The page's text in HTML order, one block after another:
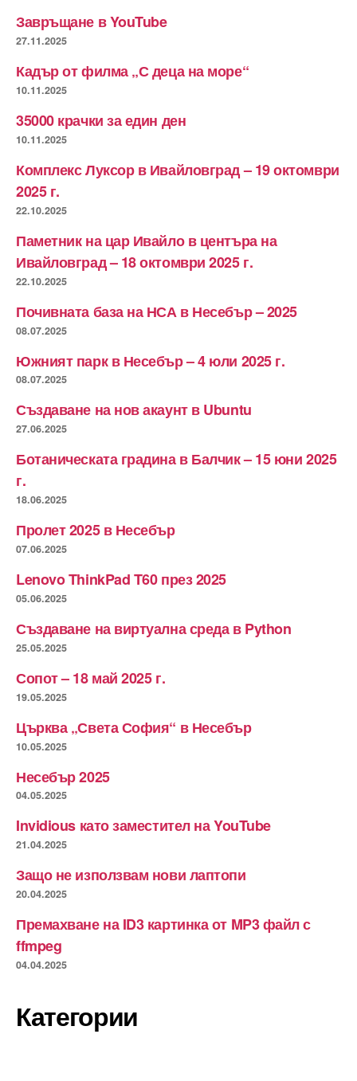
Завръщане в YouTube
27.11.2025
Кадър от филма „С деца на море“
10.11.2025
35000 крачки за един ден
10.11.2025
Комплекс Луксор в Ивайловград – 19 октомври
2025 г.
22.10.2025
Паметник на цар Ивайло в центъра на
Ивайловград – 18 октомври 2025 г.
22.10.2025
Почивната база на НСА в Несебър – 2025
08.07.2025
Южният парк в Несебър – 4 юли 2025 г.
08.07.2025
Създаване на нов акаунт в Ubuntu
27.06.2025
Ботаническата градина в Балчик – 15 юни 2025
г.
18.06.2025
Пролет 2025 в Несебър
07.06.2025
Lenovo ThinkPad T60 през 2025
05.06.2025
Създаване на виртуална среда в Python
25.05.2025
Сопот – 18 май 2025 г.
19.05.2025
Църква „Света София“ в Несебър
10.05.2025
Несебър 2025
04.05.2025
Invidious като заместител на YouTube
21.04.2025
Защо не използвам нови лаптопи
20.04.2025
Премахване на ID3 картинка от MP3 файл с
ffmpeg
04.04.2025
Категории